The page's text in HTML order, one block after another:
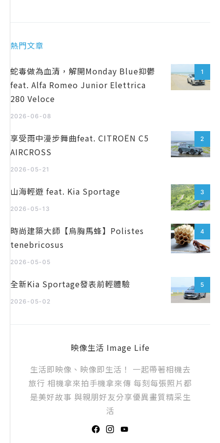
熱門文章
1
蛇毒做為血清，解開Monday Blue抑鬱
feat. Alfa Romeo Junior Elettrica
280 Veloce
2026-06-08
2
享受雨中漫步舞曲feat. CITROËN C5
AIRCROSS
2026-05-21
3
山海輕遊 feat. Kia Sportage
2026-05-13
4
時尚建築大師【烏胸馬蜂】Polistes
tenebricosus
2026-05-05
5
全新Kia Sportage發表前輕體驗
2026-05-02
映像生活 Image Life
生活即映像、映像即生活！ 一起帶著相機去
旅行 相機拿來拍手機拿來傳 每刻每張照片都
是美好故事 與親朋好友分享優異畫質精采生
活